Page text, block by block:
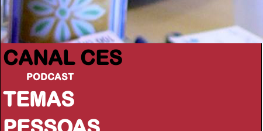
CANAL CES
PODCAST
TEMAS